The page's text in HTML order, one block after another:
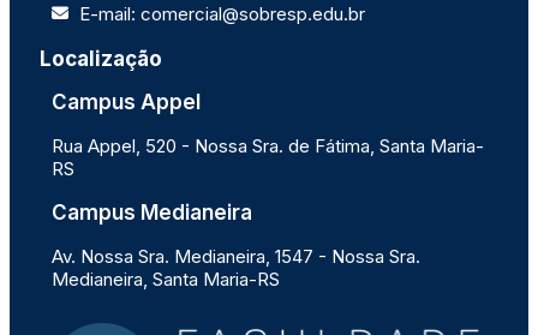
E-mail: comercial@sobresp.edu.br
Localização
Campus Appel
Rua Appel, 520 - Nossa Sra. de Fátima, Santa Maria-
RS
Campus Medianeira
Av. Nossa Sra. Medianeira, 1547 - Nossa Sra.
Medianeira, Santa Maria-RS